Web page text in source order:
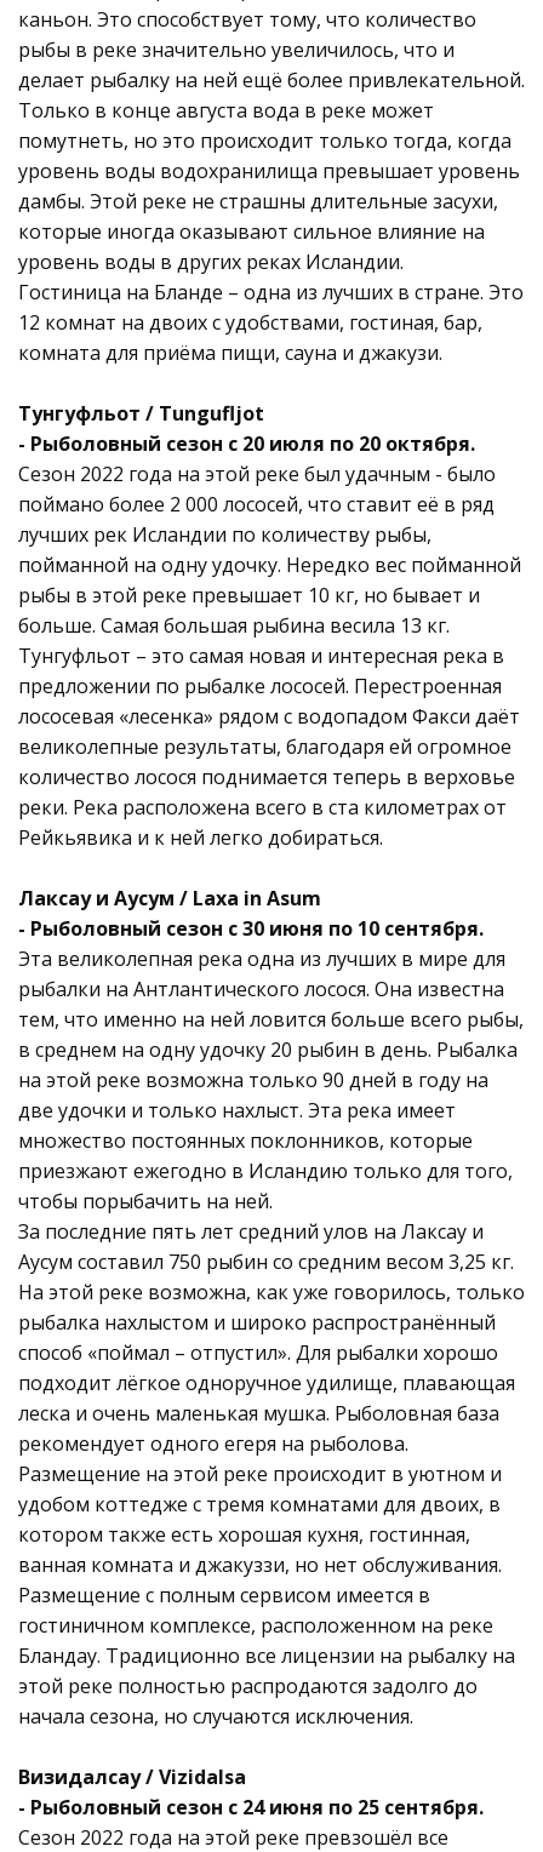
каньон. Это способствует тому, что количество
рыбы в реке значительно увеличилось, что и
делает рыбалку на ней ещё более привлекательной.
Только в конце августа вода в реке может
помутнеть, но это происходит только тогда, когда
уровень воды водохранилища превышает уровень
дамбы. Этой реке не страшны длительные засухи,
которые иногда оказывают сильное влияние на
уровень воды в других реках Исландии.
Гостиница на Бланде – одна из лучших в стране. Это
12 комнат на двоих с удобствами, гостиная, бар,
комната для приёма пищи, сауна и джакузи.
Тунгуфльот / Tungufljot
- Рыболовный сезон с 20 июля по 20 октября.
Сезон 2022 года на этой реке был удачным - было
поймано более 2 000 лососей, что ставит её в ряд
лучших рек Исландии по количеству рыбы,
пойманной на одну удочку. Нередко вес пойманной
рыбы в этой реке превышает 10 кг, но бывает и
больше. Самая большая рыбина весила 13 кг.
Тунгуфльот – это самая новая и интересная река в
предложении по рыбалке лососей. Перестроенная
лососевая «лесенка» рядом с водопадом Факси даёт
великолепные результаты, благодаря ей огромное
количество лосося поднимается теперь в верховье
реки. Река расположена всего в ста километрах от
Рейкьявика и к ней легко добираться.
Лаксау и Аусум / Laxa in Asum
- Рыболовный сезон с 30 июня по 10 сентября.
Эта великолепная река одна из лучших в мире для
рыбалки на Антлантического лосося. Она известна
тем, что именно на ней ловится больше всего рыбы,
в среднем на одну удочку 20 рыбин в день. Рыбалка
на этой реке возможна только 90 дней в году на
две удочки и только нахлыст. Эта река имеет
множество постоянных поклонников, которые
приезжают ежегодно в Исландию только для того,
чтобы порыбачить на ней.
За последние пять лет средний улов на Лаксау и
Аусум составил 750 рыбин со средним весом 3,25 кг.
На этой реке возможна, как уже говорилось, только
рыбалка нахлыстом и широко распространённый
способ «поймал – отпустил». Для рыбалки хорошо
подходит лёгкое одноручное удилище, плавающая
леска и очень маленькая мушка. Рыболовная база
рекомендует одного егеря на рыболова.
Размещение на этой реке происходит в уютном и
удобом коттедже с тремя комнатами для двоих, в
котором также есть хорошая кухня, гостинная,
ванная комната и джакуззи, но нет обслуживания.
Размещение с полным сервисом имеется в
гостиничном комплексе, расположенном на реке
Бландау. Традиционно все лицензии на рыбалку на
этой реке полностью распродаются задолго до
начала сезона, но случаются исключения.
Визидалсау / Vizidalsa
- Рыболовный сезон с 24 июня по 25 сентября.
Сезон 2022 года на этой реке превзошёл все